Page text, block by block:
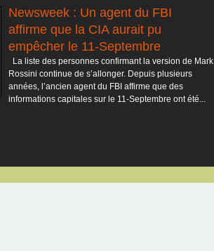
Newsweek : Un agent du FBI
affirme que la CIA aurait pu
empêcher le 11-Septembre
La liste des personnes confirmant la version de Mark
Rossini continue de s’allonger. Depuis plusieurs
années, l’ancien agent du FBI affirme que des
informations capitales sur le 11-Septembre ont été...